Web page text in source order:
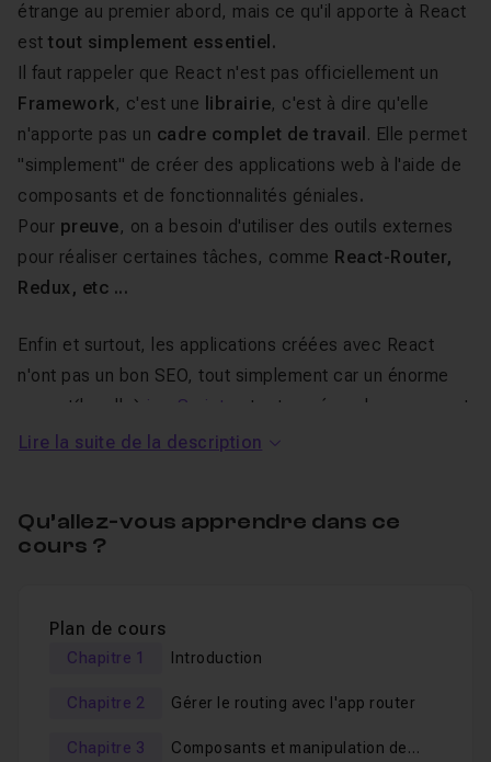
étrange au premier abord, mais ce qu'il apporte à React
est tout simplement essentiel.
Il faut rappeler que React n'est pas officiellement un
Framework, c'est une librairie, c'est à dire qu'elle
n'apporte pas un cadre complet de travail . Elle permet
"simplement" de créer des applications web à l'aide de
composants et de fonctionnalités géniales.
Pour preuve, on a besoin d'utiliser des outils externes
pour réaliser certaines tâches, comme React-Router,
Redux, etc ...
Enfin et surtout, les applications créées avec React
n'ont pas un bon SEO, tout simplement car un énorme
paquet(bundle) javaScript
est retourné par le serveur, et
non du contenu qui pourrait se faire parcourir par les
Next.js vient quant à lui apporter un vraicadre de travail
avec React,
l'apprendre :
Lire la suite de la description
Qu’allez-vous apprendre dans ce
cours ?
Plan de cours
Chapitre 1 Introduction
Chapitre 2 Gérer le routing avec l'app router
Chapitre 3
Composants et manipulation de